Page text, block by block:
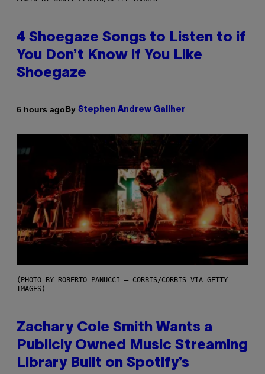
4 Shoegaze Songs to Listen to if
You Don’t Know if You Like
Shoegaze
6 hours agoBy Stephen Andrew Galiher
(PHOTO BY ROBERTO PANUCCI – CORBIS/CORBIS VIA GETTY
IMAGES)
Zachary Cole Smith Wants a
Publicly Owned Music Streaming
Library Built on Spotify’s